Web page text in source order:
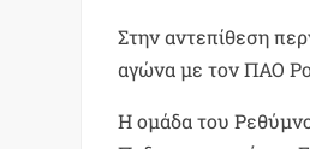
Στην αντεπίθεση
αγώνα με τον ΠΑΟ
Η ομάδα του